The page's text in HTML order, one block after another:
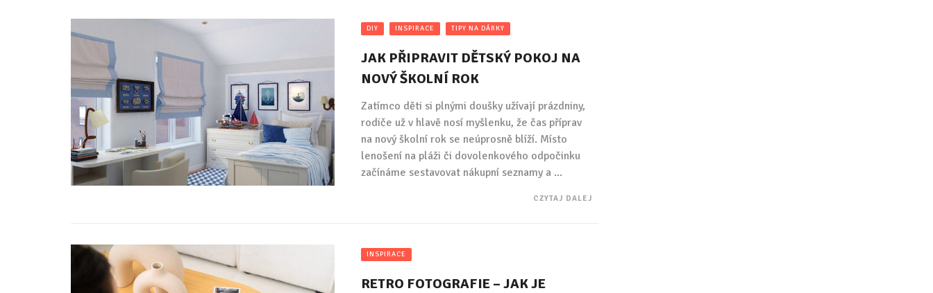
DIY INSPIRACE TIPY NA DÁRKY
JAK PŘIPRAVIT DĚTSKÝ POKOJ NA
NOVÝ ŠKOLNÍ ROK
Zatímco děti si plnými doušky užívají prázdniny,
rodiče už v hlavě nosí myšlenku, že čas příprav
na nový školní rok se neúprosně blíží. Místo
lenošení na pláži či dovolenkového odpočinku
začínáme sestavovat nákupní seznamy a ...
CZYTAJ DALEJ
INSPIRACE
RETRO FOTOGRAFIE – JAK JE